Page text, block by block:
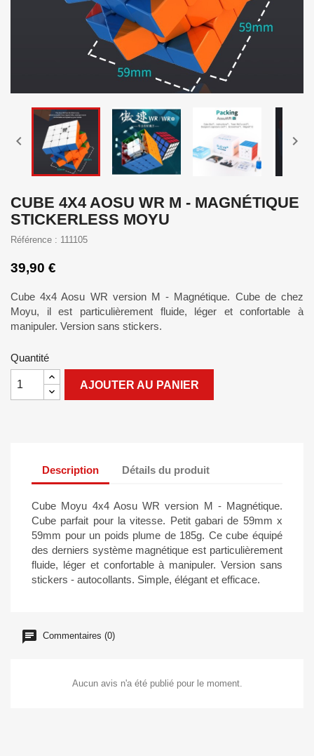
 
CUBE 4X4 AOSU WR M - MAGNÉTIQUE
STICKERLESS MOYU
Référence : 111105
39,90 €
Cube 4x4 Aosu WR version M - Magnétique. Cube de chez
Moyu, il est particulièrement fluide, léger et confortable à
manipuler. Version sans stickers.
Quantité
AJOUTER AU PANIER
Description Détails du produit
Cube Moyu 4x4 Aosu WR version M - Magnétique.
Cube parfait pour la vitesse. Petit gabari de 59mm x
59mm pour un poids plume de 185g. Ce cube équipé
des derniers système magnétique est particulièrement
fluide, léger et confortable à manipuler. Version sans
stickers - autocollants. Simple, élégant et efficace.
Commentaires (0)
Aucun avis n'a été publié pour le moment.